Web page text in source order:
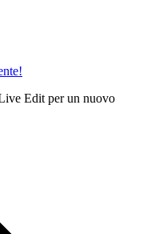
Edit per un nuovo